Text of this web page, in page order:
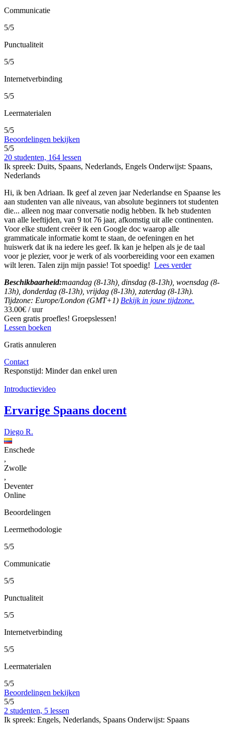
Communicatie
5/5
Punctualiteit
5/5
Internetverbinding
5/5
Leermaterialen
5/5
Beoordelingen bekijken
5/5
20 studenten, 164 lessen
Ik spreek: Duits, Spaans, Nederlands, Engels Onderwijst: Spaans,
Nederlands
Hi, ik ben Adriaan. Ik geef al zeven jaar Nederlandse en Spaanse les
aan studenten van alle niveaus, van absolute beginners tot studenten
die... alleen nog maar conversatie nodig hebben. Ik heb studenten
van alle leeftijden, van 9 tot 76 jaar, afkomstig uit alle continenten.
Voor elke student creëer ik een Google doc waarop alle
grammaticale informatie komt te staan, de oefeningen en het
huiswerk dat ik na iedere les geef. Ik kan je helpen als je de taal
voor je plezier, voor je werk of als voorbereiding voor een examen
wilt leren. Talen zijn mijn passie! Tot spoedig! Lees verder
Beschikbaarheid:maandag (8-13h), dinsdag (8-13h), woensdag (8-
13h), donderdag (8-13h), vrijdag (8-13h), zaterdag (8-13h).
Tijdzone: Europe/London (GMT+1) Bekijk in jouw tijdzone.
33.00€ / uur
Geen gratis proefles! Groepslessen!
Lessen boeken
Gratis annuleren
Contact
Responstijd: Minder dan enkel uren
Introductievideo
Ervarige Spaans docent
Diego R.
Enschede
,
Zwolle
,
Deventer
Online
Beoordelingen
Leermethodologie
5/5
Communicatie
5/5
Punctualiteit
5/5
Internetverbinding
5/5
Leermaterialen
5/5
Beoordelingen bekijken
5/5
2 studenten, 5 lessen
Ik spreek: Engels, Nederlands, Spaans Onderwijst: Spaans